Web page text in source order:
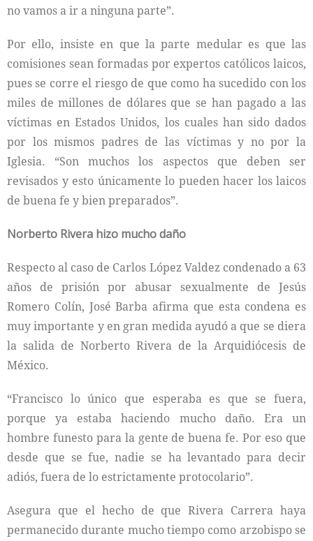
no vamos a ir a ninguna parte”.
Por ello, insiste en que la parte medular es que las
comisiones sean formadas por expertos católicos laicos,
pues se corre el riesgo de que como ha sucedido con los
miles de millones de dólares que se han pagado a las
víctimas en Estados Unidos, los cuales han sido dados
por los mismos padres de las víctimas y no por la
Iglesia. “Son muchos los aspectos que deben ser
revisados y esto únicamente lo pueden hacer los laicos
de buena fe y bien preparados”.
Norberto Rivera hizo mucho daño
Respecto al caso de Carlos López Valdez condenado a 63
años de prisión por abusar sexualmente de Jesús
Romero Colín, José Barba afirma que esta condena es
muy importante y en gran medida ayudó a que se diera
la salida de Norberto Rivera de la Arquidiócesis de
México.
“Francisco lo único que esperaba es que se fuera,
porque ya estaba haciendo mucho daño. Era un
hombre funesto para la gente de buena fe. Por eso que
desde que se fue, nadie se ha levantado para decir
adiós, fuera de lo estrictamente protocolario”.
Asegura que el hecho de que Rivera Carrera haya
permanecido durante mucho tiempo como arzobispo se